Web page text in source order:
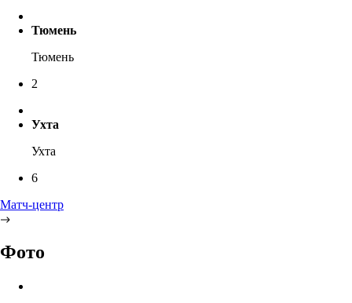
Тюмень
Тюмень
2
Ухта
Ухта
6
Матч-центр
Фото